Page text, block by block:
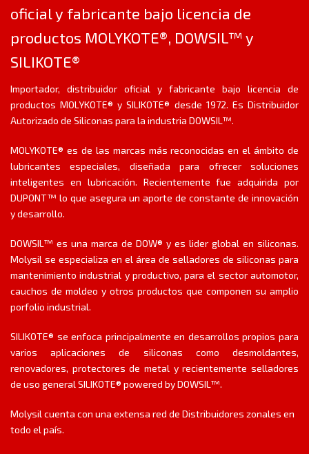
oficial y fabricante bajo licencia de
productos MOLYKOTE®, DOWSIL™ y
SILIKOTE®
Importador, distribuidor oficial y fabricante bajo licencia de
productos MOLYKOTE® y SILIKOTE® desde 1972. Es Distribuidor
Autorizado de Siliconas para la industria DOWSIL™.
MOLYKOTE® es de las marcas más reconocidas en el ámbito de
lubricantes especiales, diseñada para ofrecer soluciones
inteligentes en lubricación. Recientemente fue adquirida por
DUPONT™ lo que asegura un aporte de constante de innovación
y desarrollo.
DOWSIL™ es una marca de DOW® y es lider global en siliconas.
Molysil se especializa en el área de selladores de siliconas para
mantenimiento industrial y productivo, para el sector automotor,
cauchos de moldeo y otros productos que componen su amplio
porfolio industrial.
SILIKOTE® se enfoca principalmente en desarrollos propios para
varios aplicaciones de siliconas como desmoldantes,
renovadores, protectores de metal y recientemente selladores
de uso general SILIKOTE® powered by DOWSIL™.
Molysil cuenta con una extensa red de Distribuidores zonales en
todo el país.